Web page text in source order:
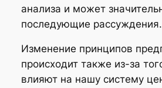
анализа и может
последующие рассуждения.
Изменение принципов
происходит также из-за
влияют на нашу систему